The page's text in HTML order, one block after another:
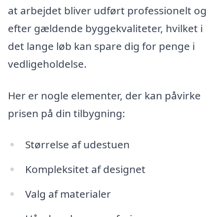
at arbejdet bliver udført professionelt og
efter gældende byggekvaliteter, hvilket i
det lange løb kan spare dig for penge i
vedligeholdelse.
Her er nogle elementer, der kan påvirke
prisen på din tilbygning:
Størrelse af udestuen
Kompleksitet af designet
Valg af materialer